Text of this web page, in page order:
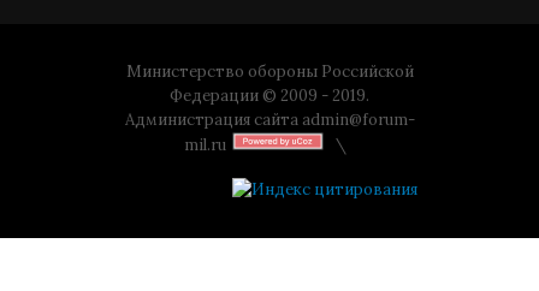
Министерство обороны Российской
Федерации © 2009 - 2019.
Администрация сайта admin@forum-
mil.ru